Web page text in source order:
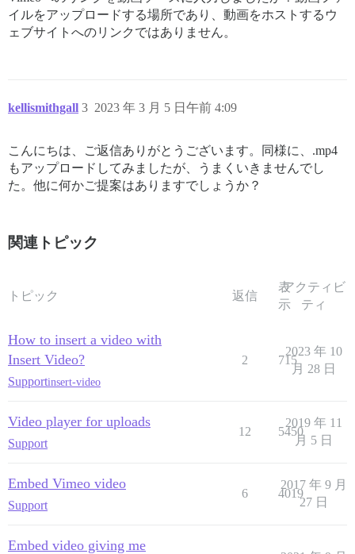
イルをアップロードする場所であり、動画をホストするウ
ェブサイトへのリンクではありません。
kellismithgall 2023 年 3 月 5 日午前 4:09
3
こんにちは、ご返信ありがとうございます。同様に、.mp4
もアップロードしてみましたが、うまくいきませんでし
た。他に何かご提案はありますでしょうか？
関連トピック
トピック 返信
表
示
アクティビ
ティ
How to insert a video with
Insert Video?
Supportinsert-video
2 715
2023 年 10
月 28 日
Video player for uploads
Support
12 5450
2019 年 11
月 5 日
Embed Vimeo video
Support
6 4019
2017 年 9 月
27 日
Embed video giving me